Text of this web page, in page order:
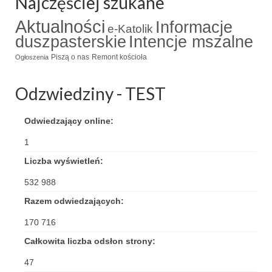
Triduum Św. St. Kostka 2018
Narodowy Dzień Pamięci “Żołnierzy
Wyklętych” 2018
Remont plebanii 2017
Imieniny kapłana
Kancelaria
Zaprzyjaźnione strony
Aktualności e-Katolik Informacje
duszpasterskie Intencje mszalne
Ogłoszenia Piszą o nas Remont kościoła
Odzwiedziny - TEST
Odwiedzający online:
1
Liczba wyświetleń:
532 988
Razem odwiedzających:
170 716
Całkowita liczba odsłon strony:
47